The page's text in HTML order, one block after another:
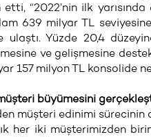
“2022’nin ilk
639 milyar TL
ulaştı. Yüzde 20,4
ve gelişmesine
157 milyon TL konsolide
büyümesini
müşteri edinimi
her iki müşterimizden